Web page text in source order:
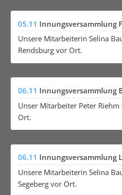
05.11 Innungsversammlung
Unsere Mitarbeiterin Selina
Rendsburg vor Ort.
06.11 Innungsversammlung
Unser Mitarbeiter Peter
Ort.
06.11 Innungsversammlung
Unsere Mitarbeiterin Selina
Segeberg vor Ort.